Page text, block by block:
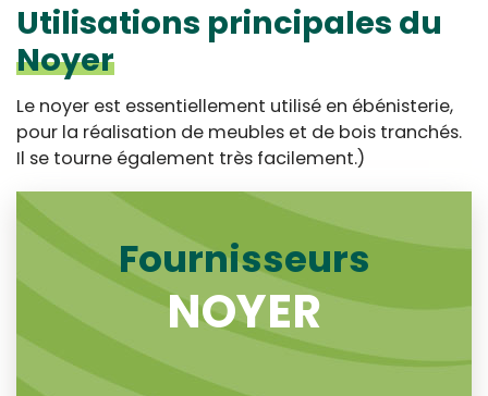
Utilisations principales du
Noyer
Le noyer est essentiellement utilisé en ébénisterie,
pour la réalisation de meubles et de bois tranchés.
Il se tourne également très facilement.)
Fournisseurs
NOYER